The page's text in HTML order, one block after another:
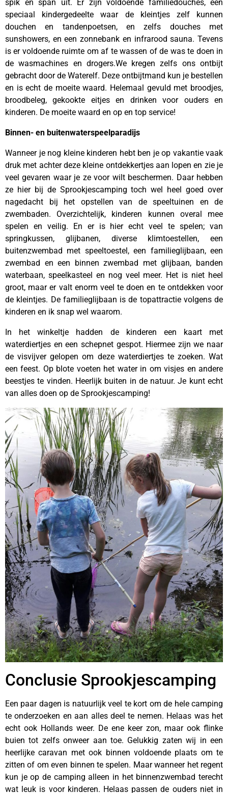
spik en span uit. Er zijn voldoende familiedouches, een
speciaal kindergedeelte waar de kleintjes zelf kunnen
douchen en tandenpoetsen, en zelfs douches met
sunshowers, en een zonnebank en infrarood sauna. Tevens
is er voldoende ruimte om af te wassen of de was te doen in
de wasmachines en drogers.We kregen zelfs ons ontbijt
gebracht door de Waterelf. Deze ontbijtmand kun je bestellen
en is echt de moeite waard. Helemaal gevuld met broodjes,
broodbeleg, gekookte eitjes en drinken voor ouders en
kinderen. De moeite waard en op en top service!
Binnen- en buitenwaterspeelparadijs
Wanneer je nog kleine kinderen hebt ben je op vakantie vaak
druk met achter deze kleine ontdekkertjes aan lopen en zie je
veel gevaren waar je ze voor wilt beschermen. Daar hebben
ze hier bij de Sprookjescamping toch wel heel goed over
nagedacht bij het opstellen van de speeltuinen en de
zwembaden. Overzichtelijk, kinderen kunnen overal mee
spelen en veilig. En er is hier echt veel te spelen; van
springkussen, glijbanen, diverse klimtoestellen, een
buitenzwembad met speeltoestel, een familieglijbaan, een
zwembad en een binnen zwembad met glijbaan, banden
waterbaan, speelkasteel en nog veel meer. Het is niet heel
groot, maar er valt enorm veel te doen en te ontdekken voor
de kleintjes. De familieglijbaan is de topattractie volgens de
kinderen en ik snap wel waarom.
In het winkeltje hadden de kinderen een kaart met
waterdiertjes en een schepnet gespot. Hiermee zijn we naar
de visvijver gelopen om deze waterdiertjes te zoeken. Wat
een feest. Op blote voeten het water in om visjes en andere
beestjes te vinden. Heerlijk buiten in de natuur. Je kunt echt
van alles doen op de Sprookjescamping!
Conclusie Sprookjescamping
Een paar dagen is natuurlijk veel te kort om de hele camping
te onderzoeken en aan alles deel te nemen. Helaas was het
echt ook Hollands weer. De ene keer zon, maar ook flinke
buien tot zelfs onweer aan toe. Gelukkig zaten wij in een
heerlijke caravan met ook binnen voldoende plaats om te
zitten of om even binnen te spelen. Maar wanneer het regent
kun je op de camping alleen in het binnenzwembad terecht
wat leuk is voor kinderen. Helaas passen de ouders niet in